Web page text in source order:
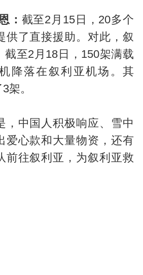
： 截至2月15日，20多个
供了直接援助。对此，叙
截至2月18日，150架满载
降落在叙利亚机场。其
架。
，中国人积极响应、雪中
爱心款和大量物资，还有
前往叙利亚，为叙利亚救